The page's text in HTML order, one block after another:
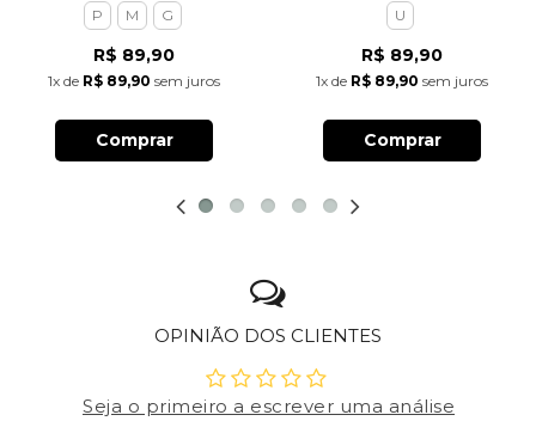
P M G
R$ 89,90
1x de R$ 89,90 sem juros
Comprar
U
R$ 89,90
1x de R$ 89,90 sem juros
Comprar
OPINIÃO DOS CLIENTES
Seja o primeiro a escrever uma análise